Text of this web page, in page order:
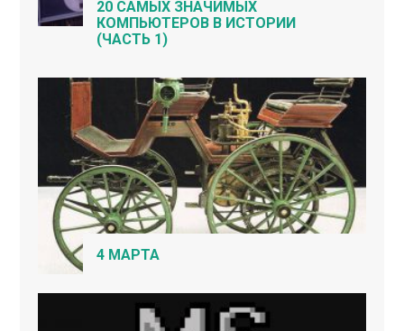
20 САМЫХ ЗНАЧИМЫХ
КОМПЬЮТЕРОВ В ИСТОРИИ
(ЧАСТЬ 1)
4 МАРТА